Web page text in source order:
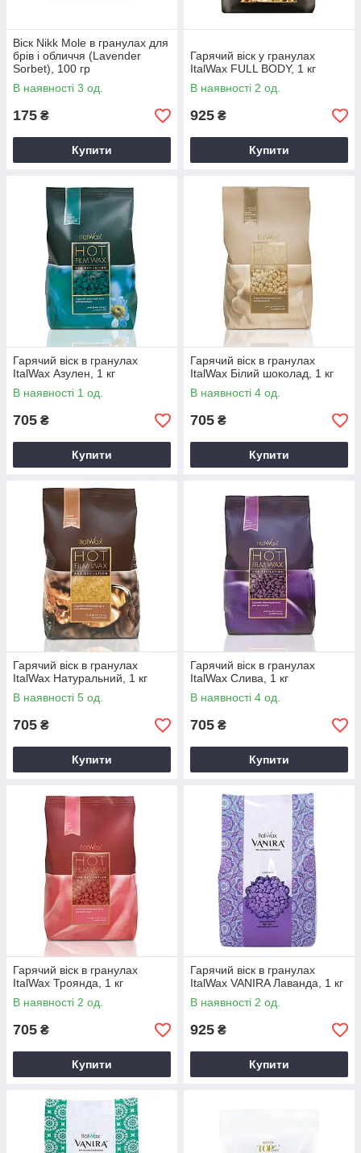
Віск Nikk Mole в гранулах для
брів і обличчя (Lavender
Sorbet), 100 гр
В наявності 3 од.
175 ₴
Купити
Гарячий віск у гранулах
ItalWax FULL BODY, 1 кг
В наявності 2 од.
925 ₴
Купити
Гарячий віск в гранулах
ItalWax Азулен, 1 кг
В наявності 1 од.
705 ₴
Купити
Гарячий віск в гранулах
ItalWax Білий шоколад, 1 кг
В наявності 4 од.
705 ₴
Купити
Гарячий віск в гранулах
ItalWax Натуральний, 1 кг
В наявності 5 од.
705 ₴
Купити
Гарячий віск в гранулах
ItalWax Слива, 1 кг
В наявності 4 од.
705 ₴
Купити
Гарячий віск в гранулах
ItalWax Троянда, 1 кг
В наявності 2 од.
705 ₴
Купити
Гарячий віск в гранулах
ItalWax VANIRA Лаванда, 1 кг
В наявності 2 од.
925 ₴
Купити